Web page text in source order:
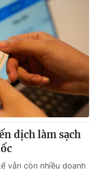
dịch làm sạch
vẫn còn nhiều doanh